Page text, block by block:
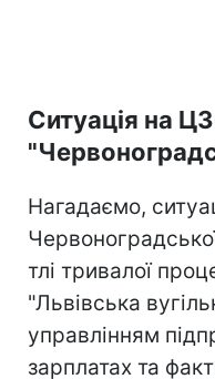
Ситуація на
Нагадаємо,
тлі тривалої
"Львівська
управлінням
зарплатах та